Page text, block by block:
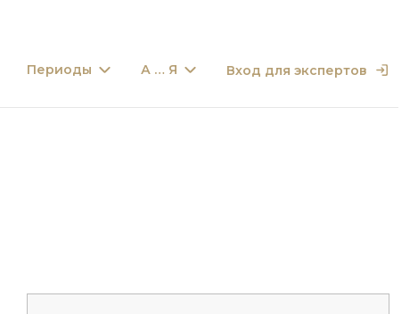
Периоды А … Я Вход для экспертов